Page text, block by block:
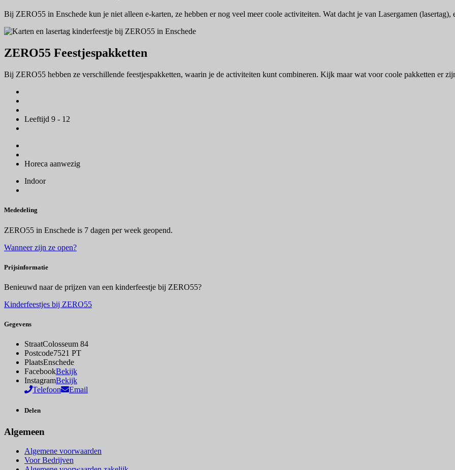
Bij ZERO55 in Enschede kun je niet alleen e-karten, ze hebben er nog veel meer coole activiteiten. Wat dacht je van Lasergamen
ZERO55 Feestjespakketten
Bij ZERO55 hebben ze verschillende feestjespakketten, waarin je de activiteiten kunt combineren. Kijk maar wat voor coole pakketten er
Leeftijd 9 - 12
Horeca aanwezig
Indoor
Mededeling
ZERO55 in Enschede is 7 dagen per week geopend.
Wanneer zijn ze open?
Prijsinformatie
Benieuwd naar de prijzen van een kinderfeestje bij ZERO55?
Kinderfeestjes bij ZERO55
Gegevens
StraatColosseum 84
Postcode7521 PT
PlaatsEnschede
FacebookBekijk
InstagramBekijk
Telefoon
Email
Delen
Algemeen
Algemene voorwaarden
Voor Bedrijven